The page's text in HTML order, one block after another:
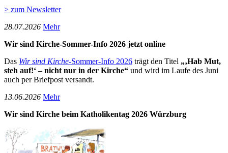
> zum Newsletter
28­.07.2026 Mehr
Wir sind Kirche-Sommer-Info 2026 jetzt online
Das Wir sind Kirche-Sommer-Info 2026 trägt den Titel „‚Hab Mut,
steh auf!‘ – nicht nur in der Kirche“ und wird im Laufe des Juni
auch per Briefpost versandt.
13­.06.2026 Mehr
Wir sind Kirche beim Katholikentag 2026 Würzburg